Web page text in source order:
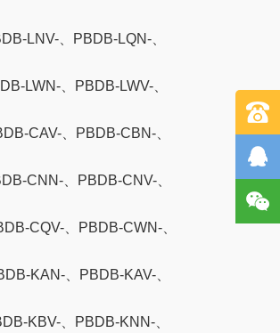
LNV-、PBDB-LQN-、
LWN-、PBDB-LWV-、
CAV-、PBDB-CBN-、
CNN-、PBDB-CNV-、
CQV-、PBDB-CWN-、
KAN-、PBDB-KAV-、
KBV-、PBDB-KNN-、